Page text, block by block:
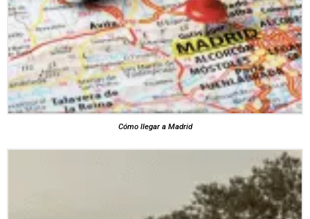
Cómo llegar a Madrid